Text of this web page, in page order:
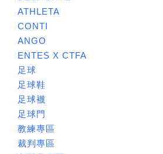
ATHLETA
CONTI
ANGO
ENTES X CTFA
足球
足球鞋
足球襪
足球門
教練專區
裁判專區